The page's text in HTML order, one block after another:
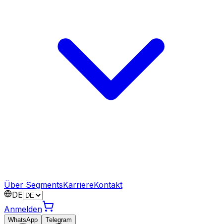
Über SegmentsKarriereKontakt
DE
Anmelden
WhatsApp Telegram